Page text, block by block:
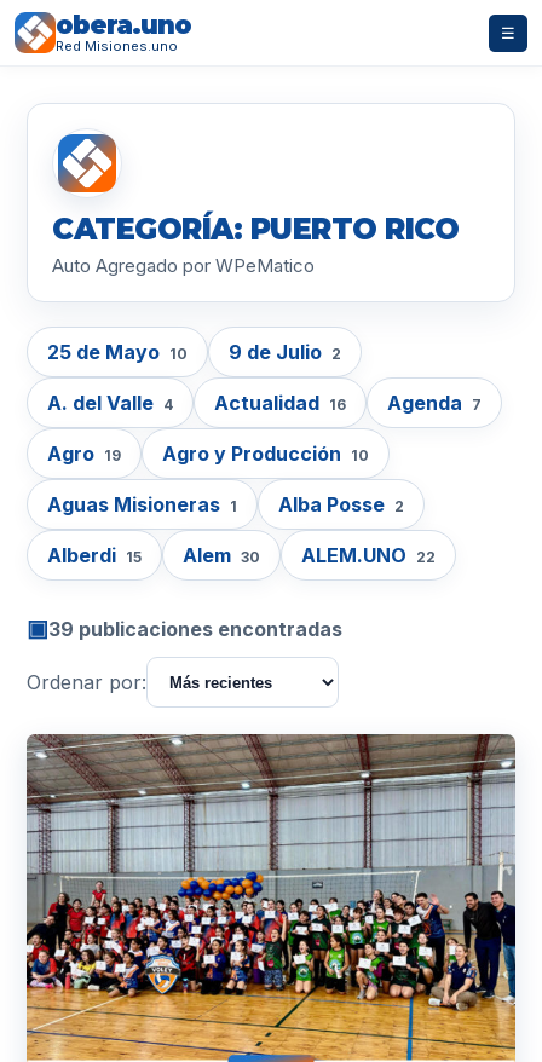
obera.uno
Red Misiones.uno
☰
CATEGORÍA: PUERTO RICO
Auto Agregado por WPeMatico
25 de Mayo 10 9 de Julio 2
A. del Valle 4 Actualidad 16 Agenda 7
Agro 19 Agro y Producción 10
Aguas Misioneras 1 Alba Posse 2
Alberdi 15 Alem 30 ALEM.UNO 22
▣39 publicaciones encontradas
Ordenar por: